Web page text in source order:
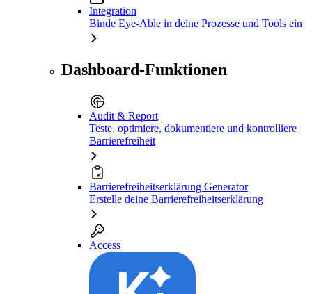
Integration
Binde Eye-Able in deine Prozesse und Tools ein
Dashboard-Funktionen
Audit & Report
Teste, optimiere, dokumentiere und kontrolliere
Barrierefreiheit
Barrierefreiheitserklärung Generator
Erstelle deine Barrierefreiheitserklärung
Access